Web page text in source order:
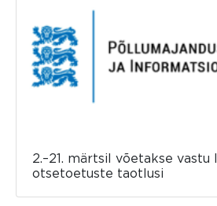
2.–21. märtsil võetakse vastu
otsetoetuste taotlusi